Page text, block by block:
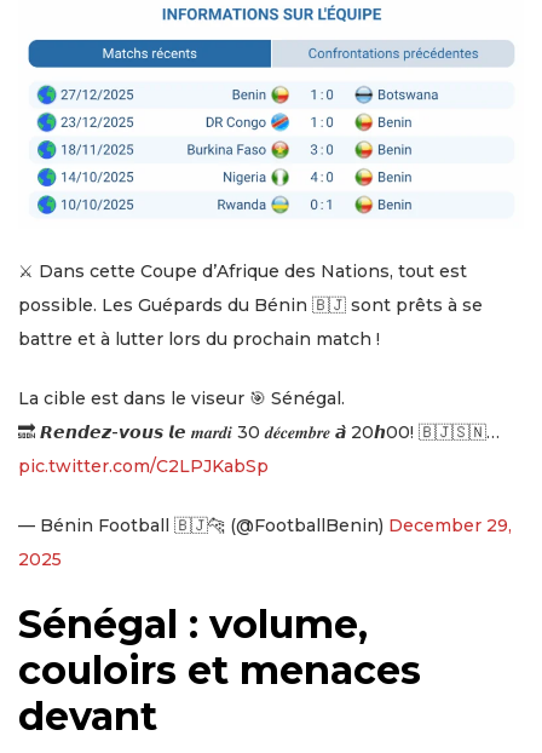
⚔️ Dans cette Coupe d’Afrique des Nations, tout est
possible. Les Guépards du Bénin 🇧🇯 sont prêts à se
battre et à lutter lors du prochain match !
La cible est dans le viseur 🎯 Sénégal.
🔜 𝙍𝙚𝙣𝙙𝙚𝙯-𝙫𝙤𝙪𝙨 𝙡𝙚 𝒎𝒂𝒓𝒅𝒊 30 𝒅𝒆́𝒄𝒆𝒎𝒃𝒓𝒆 𝙖̀ 20𝙝00! 🇧🇯🇸🇳…
pic.twitter.com/C2LPJKabSp
— Bénin Football 🇧🇯🐆 (@FootballBenin) December 29,
2025
Sénégal : volume,
couloirs et menaces
devant